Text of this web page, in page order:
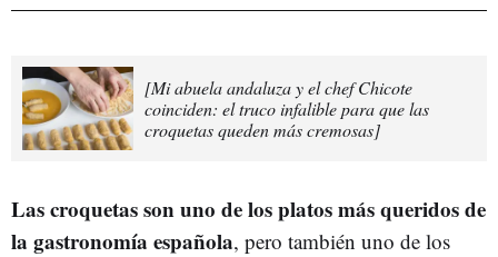
[Mi abuela andaluza y el chef Chicote
coinciden: el truco infalible para que las
croquetas queden más cremosas]
Las croquetas son uno de los platos más queridos de
la gastronomía española, pero también uno de los